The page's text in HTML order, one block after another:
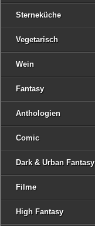
Sterneküche
Vegetarisch
Wein
Fantasy
Anthologien
Comic
Dark & Urban Fantasy
Filme
High Fantasy